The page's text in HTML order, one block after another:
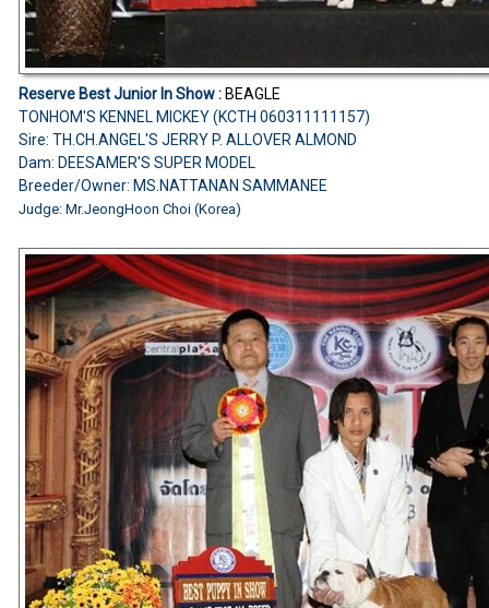
Reserve Best Junior In Show :BEAGLE
TONHOM'S KENNEL MICKEY (KCTH 060311111157)
Sire: TH.CH.ANGEL'S JERRY P. ALLOVER ALMOND
Dam: DEESAMER'S SUPER MODEL
Breeder/Owner: MS.NATTANAN SAMMANEE
Judge: Mr.JeongHoon Choi (Korea)